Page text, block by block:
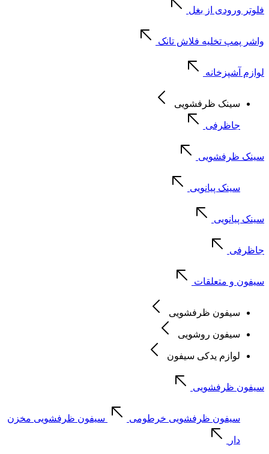
فلوتر ورودی از بغل
واشر پمپ تخلیه فلاش تانک
لوازم آشپزخانه
سینک ظرفشویی
جاظرفی
سینک ظرفشویی
سینک پیانویی
سینک پیانویی
جاظرفی
سیفون و متعلقات
سیفون ظرفشویی
سیفون روشویی
لوازم یدکی سیفون
سیفون ظرفشویی
سیفون ظرفشویی خرطومی سیفون ظرفشویی مخزن
دار